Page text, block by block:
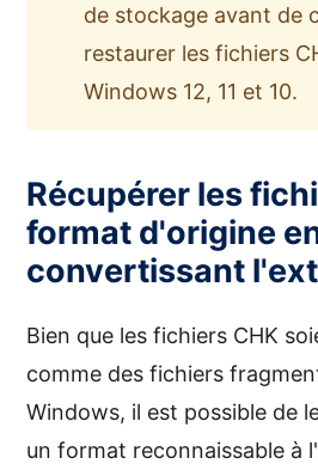
de stockage avant de
restaurer les fichiers
Windows 12, 11 et 10.
Récupérer les
format d'origine
convertissant
Bien que les fichiers CHK
comme des fichiers
Windows, il est possible de
un format reconnaissable à